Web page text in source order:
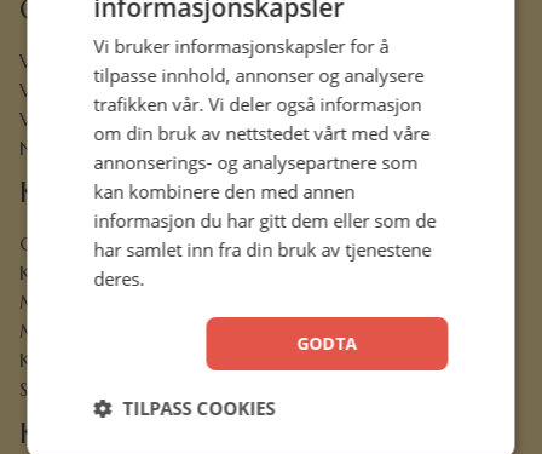
Om oss
Vår visjon
Vår historie
Vårt ansvar
Nettbibel
Kundeservice
Ofte stilte spørsmål
Kontaktskjema
Min konto
Menighetsrabatt
Kjøpsbetingelser
Sikkerhet og personvern
Kjekt å vite
informasjonskapsler
Vi bruker informasjonskapsler for å
tilpasse innhold, annonser og analysere
trafikken vår. Vi deler også informasjon
om din bruk av nettstedet vårt med våre
annonserings- og analysepartnere som
kan kombinere den med annen
informasjon du har gitt dem eller som de
har samlet inn fra din bruk av tjenestene
deres.
GODTA
TILPASS COOKIES